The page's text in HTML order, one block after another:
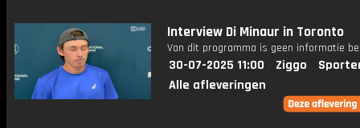
Interview Di Minaur in Toronto
Van dit programma is geen informatie
30-07-2025 11:00 Ziggo
Alle afleveringen